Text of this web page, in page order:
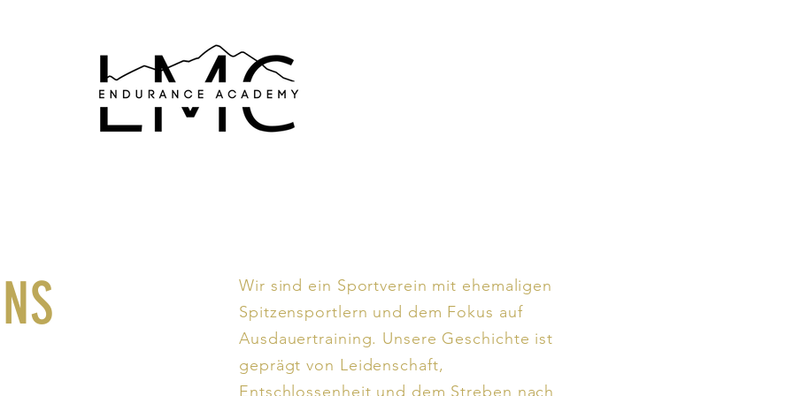
Wir sind ein Sportverein mit ehemaligen
Spitzensportlern und dem Fokus auf
Ausdauertraining. Unsere Geschichte ist
geprägt von Leidenschaft,
Entschlossenheit und dem Streben nach